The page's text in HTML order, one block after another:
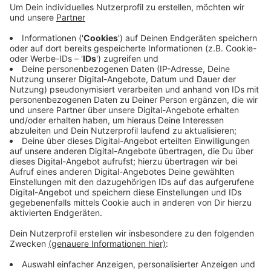
Haft auf Bewährung verurteilt worden. Die Frau
hat eine Freiheitsstrafe von 9 Monaten
bekommen, ebenfalls auf Bewährung. Sie ist
wegen Beihilfe zum sexuellen Missbrauch von
Kindern und der Herstellung kinderpornografischer
Schriften verurteilt worden. Die beiden sollen die
Taten 2015 und von 2019 bis 2021 in Wuppertal
begangen haben.
Veröffentlicht:Montag, 04.11.2024 10:57
Anzeige